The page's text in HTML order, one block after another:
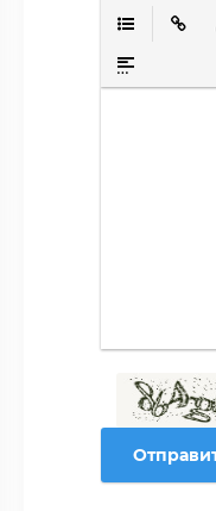
Полужирный
Вставка